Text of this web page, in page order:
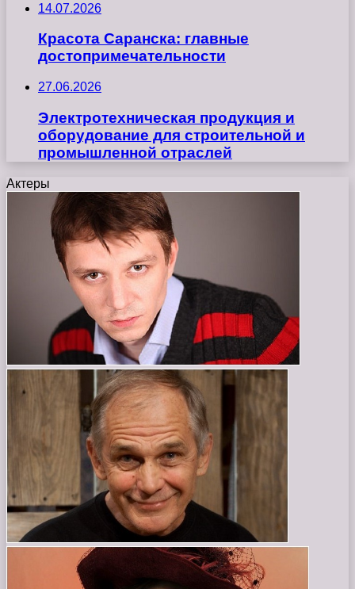
14.07.2026
Красота Саранска: главные
достопримечательности
27.06.2026
Электротехническая продукция и
оборудование для строительной и
промышленной отраслей
Актеры